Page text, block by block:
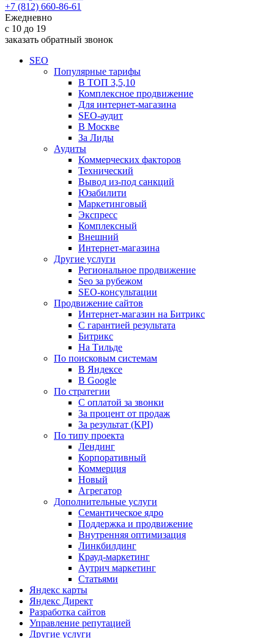
+7 (812) 660-86-61
Ежедневно
с 10 до 19
заказать обратный звонок
SEO
Популярные тарифы
В ТОП 3,5,10
Комплексное продвижение
Для интернет-магазина
SEO-аудит
В Москве
За Лиды
Аудиты
Коммерческих факторов
Технический
Вывод из-под санкций
Юзабилити
Маркетинговый
Экспресс
Комплексный
Внешний
Интернет-магазина
Другие услуги
Региональное продвижение
Seo за рубежом
SEO-консультации
Продвижение сайтов
Интернет-магазин на Битрикс
С гарантией результата
Битрикс
На Тильде
По поисковым системам
В Яндексе
В Google
По стратегии
С оплатой за звонки
За процент от продаж
За результат (KPI)
По типу проекта
Лендинг
Корпоративный
Коммерция
Новый
Агрегатор
Дополнительные услуги
Семантическое ядро
Поддержка и продвижение
Внутренняя оптимизация
Линкбилдинг
Крауд-маркетинг
Аутрич маркетинг
Статьями
Яндекс карты
Яндекс Директ
Разработка сайтов
Управление репутацией
Другие услуги